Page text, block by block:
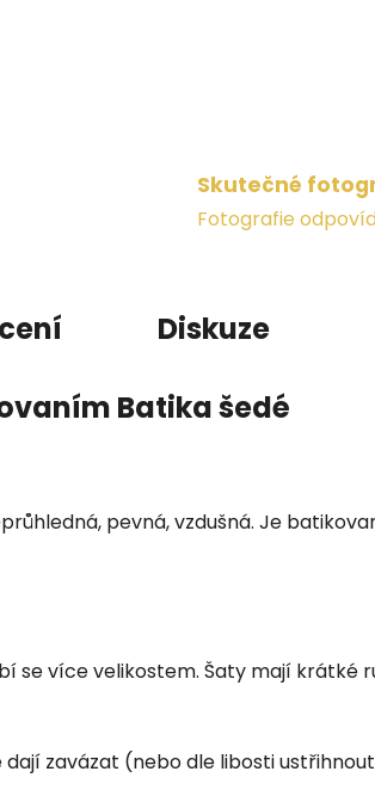
Skutečné
Fotografie
Diskuze
Batika šedé
pevná, vzdušná. Je
se více velikostem. Šaty mají krátké
zavázat (nebo dle libosti